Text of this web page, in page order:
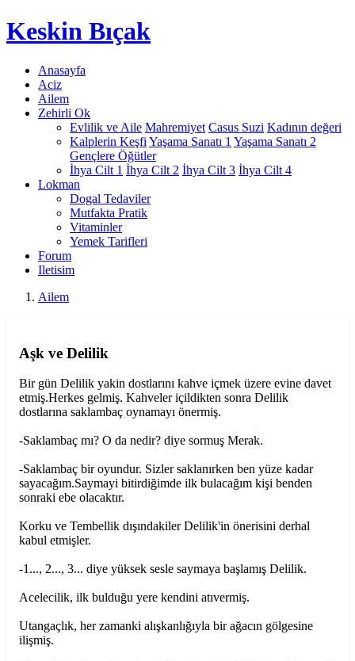
Keskin Bıçak
Anasayfa
Aciz
Ailem
Zehirli Ok
Evlilik ve Aile Mahremiyet Casus Suzi Kadının değeri
Kalplerin Keşfi Yaşama Sanatı 1 Yaşama Sanatı 2
Gençlere Öğütler
İhya Cilt 1 İhya Cilt 2 İhya Cilt 3 İhya Cilt 4
Lokman
Dogal Tedaviler
Mutfakta Pratik
Vitaminler
Yemek Tarifleri
Forum
Iletisim
Ailem
Aşk ve Delilik
Bir gün Delilik yakin dostlarını kahve içmek üzere evine davet
etmiş.Herkes gelmiş. Kahveler içildikten sonra Delilik
dostlarına saklambaç oynamayı önermiş.
-Saklambaç mı? O da nedir? diye sormuş Merak.
-Saklambaç bir oyundur. Sizler saklanırken ben yüze kadar
sayacağım.Saymayi bitirdiğimde ilk bulacağım kişi benden
sonraki ebe olacaktır.
Korku ve Tembellik dışındakiler Delilik'in önerisini derhal
kabul etmişler.
-1..., 2..., 3... diye yüksek sesle saymaya başlamış Delilik.
Acelecilik, ilk bulduğu yere kendini atıvermiş.
Utangaçlık, her zamanki alışkanlığıyla bir ağacın gölgesine
ilişmiş.